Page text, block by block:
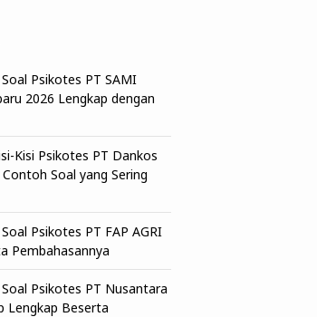
Psikotes PT SAMI
2026 Lengkap dengan
Kisi Psikotes PT Dankos
Soal yang Sering
Psikotes PT FAP AGRI
Pembahasannya
Psikotes PT Nusantara
Lengkap Beserta